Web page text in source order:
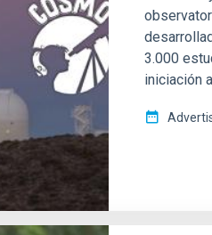
3.000
iniciación